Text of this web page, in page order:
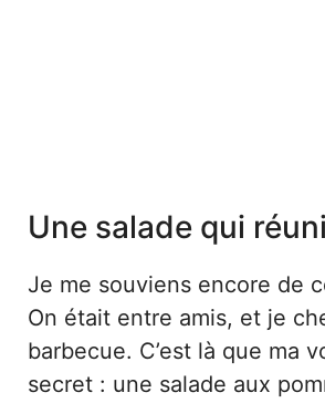
Une salade qui
Je me souviens encore de
On était entre amis, et je
barbecue. C’est là que ma
secret : une salade aux